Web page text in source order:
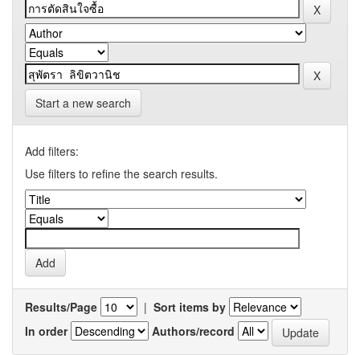
Start a new search
Add filters:
Use filters to refine the search results.
Results/Page | Sort items by
In order
Authors/record